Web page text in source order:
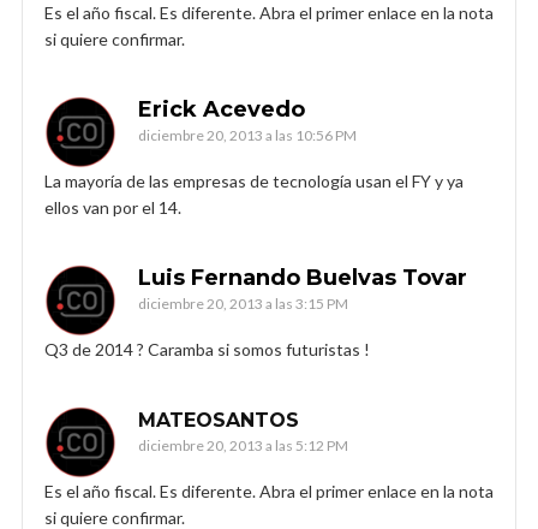
Es el año fiscal. Es diferente. Abra el primer enlace en la nota
si quiere confirmar.
Erick Acevedo
diciembre 20, 2013 a las 10:56 PM
La mayoría de las empresas de tecnología usan el FY y ya
ellos van por el 14.
Luis Fernando Buelvas Tovar
diciembre 20, 2013 a las 3:15 PM
Q3 de 2014 ? Caramba si somos futuristas !
MATEOSANTOS
diciembre 20, 2013 a las 5:12 PM
Es el año fiscal. Es diferente. Abra el primer enlace en la nota
si quiere confirmar.